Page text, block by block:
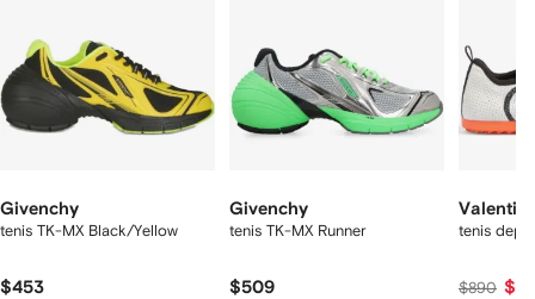
Givenchy
tenis TK-MX Black/Yellow
$453
Givenchy
tenis TK-MX Runner
$509
tenis
$890